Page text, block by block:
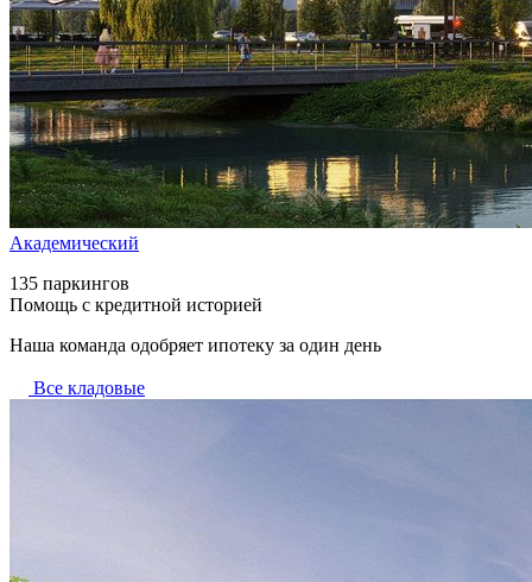
Академический
135 паркингов
Помощь с кредитной историей
Наша команда одобряет ипотеку за один день
Все кладовые